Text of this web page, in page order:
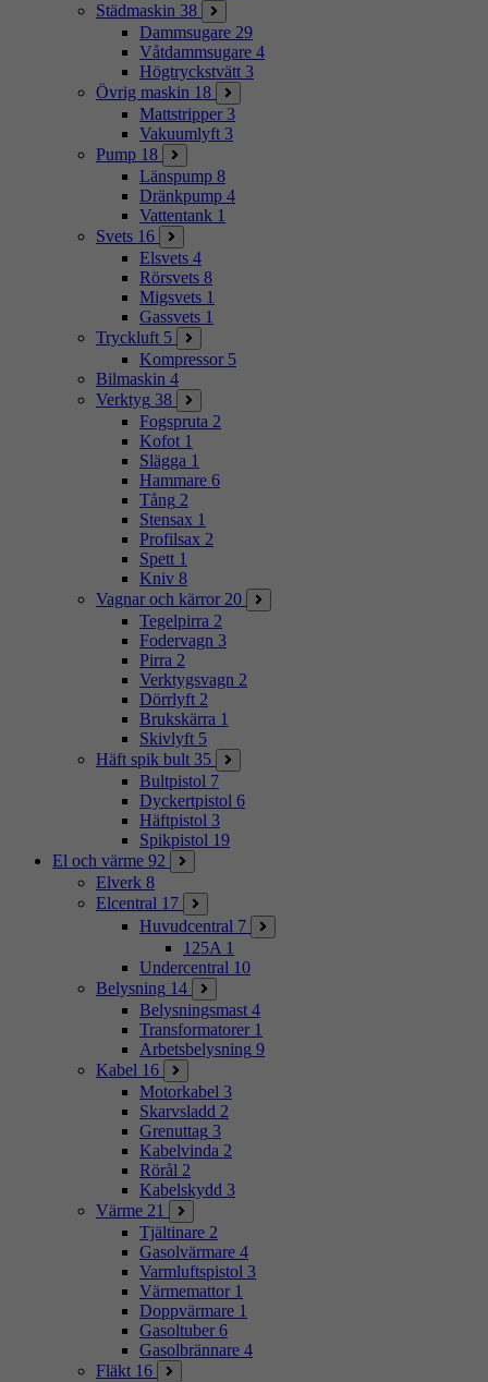
Städmaskin 38
Dammsugare 29
Våtdammsugare 4
Högtryckstvätt 3
Övrig maskin 18
Mattstripper 3
Vakuumlyft 3
Pump 18
Länspump 8
Dränkpump 4
Vattentank 1
Svets 16
Elsvets 4
Rörsvets 8
Migsvets 1
Gassvets 1
Tryckluft 5
Kompressor 5
Bilmaskin 4
Verktyg 38
Fogspruta 2
Kofot 1
Slägga 1
Hammare 6
Tång 2
Stensax 1
Profilsax 2
Spett 1
Kniv 8
Vagnar och kärror 20
Tegelpirra 2
Fodervagn 3
Pirra 2
Verktygsvagn 2
Dörrlyft 2
Brukskärra 1
Skivlyft 5
Häft spik bult 35
Bultpistol 7
Dyckertpistol 6
Häftpistol 3
Spikpistol 19
El och värme 92
Elverk 8
Elcentral 17
Huvudcentral 7
125A 1
Undercentral 10
Belysning 14
Belysningsmast 4
Transformatorer 1
Arbetsbelysning 9
Kabel 16
Motorkabel 3
Skarvsladd 2
Grenuttag 3
Kabelvinda 2
Rörål 2
Kabelskydd 3
Värme 21
Tjältinare 2
Gasolvärmare 4
Varmluftspistol 3
Värmemattor 1
Doppvärmare 1
Gasoltuber 6
Gasolbrännare 4
Fläkt 16